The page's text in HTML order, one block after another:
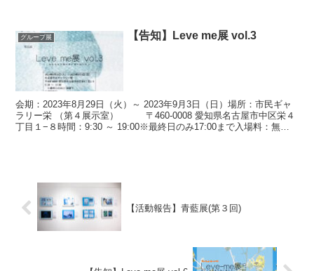
グループ展 【告知】Leve me展 vol.3
会期：2023年8月29日（火）～ 2023年9月3日（日）場所：市民ギャ
ラリー栄 （第４展示室） 〒460-0008 愛知県名古屋市中区栄４
丁目１−８時間：9:30 ～ 19:00※最終日のみ17:00まで入場料：無料
【活動報告】青藍展(第３回)